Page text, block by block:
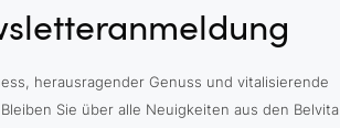
herausragender Genuss und vitalisierende
Sie über alle Neuigkeiten aus den Belvita